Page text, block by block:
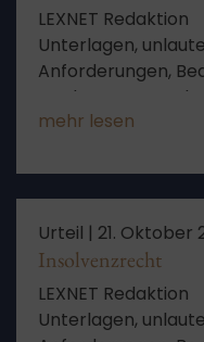
LEXNET Redaktion
Unterlagen,
Anforderungen,
Forderungen,
sichergestellt,
mehr lesen
Urteil | 21. Oktober
Insolvenzrecht
LEXNET Redaktion
Unterlagen,